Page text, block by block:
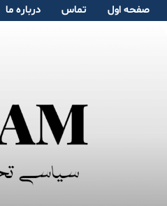
صفحە اول تماس دربارە ما